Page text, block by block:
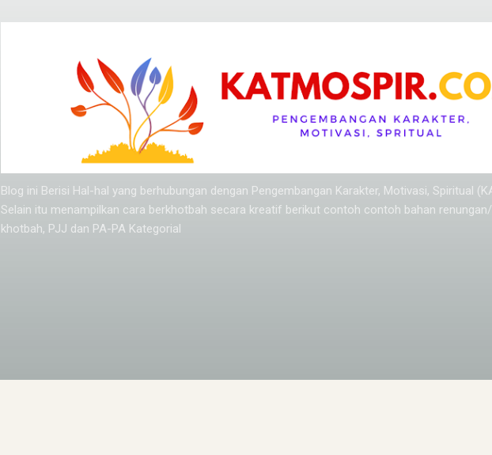
Langsung ke konten utama
Blog ini Berisi Hal-hal yang berhubungan dengan Pengembangan Karakter, Motivasi, Spiritual
Selain itu menampilkan cara berkhotbah secara kreatif berikut contoh contoh bahan
khotbah, PJJ dan PA-PA Kategorial